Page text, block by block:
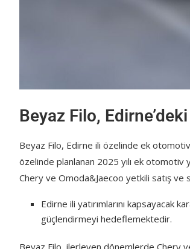
Beyaz Filo,
Beyaz Filo, Edirne ili özelinde ek otomotiv
özelinde planlanan 2025 yılı ek otomotiv
Chery ve Omoda&Jaecoo yetkili satış
Edirne ili yatırımlarını
güçlendirmeyi hedeflemektedir.
Beyaz Filo, ilerleyen dönemlerde Chery